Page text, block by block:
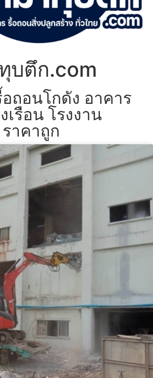
บตึก.com
ถอนโกดัง อาคาร
เรือน โรงงาน
าคาถูก